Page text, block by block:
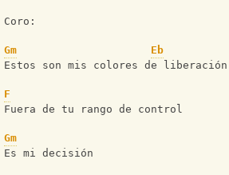
Coro:
Gm
Eb
Estos son mis colores de liberación
F
Fuera de tu rango de control
Gm
Es mi decisión